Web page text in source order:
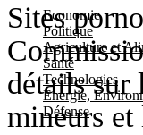
Economie
Politique
Agriculture et
Santé
Technologies
Energie,
Défense
Sites
détails sur
mineurs